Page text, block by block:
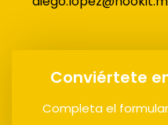
Conviértete
Completa el